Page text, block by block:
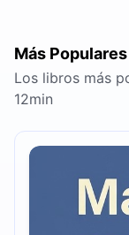
Más Populares
Los libros más
12min